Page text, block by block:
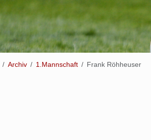
Archiv 1.Mannschaft Frank Röhheuser